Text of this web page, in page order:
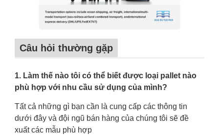
Câu hỏi thường gặp
1. Làm thế nào tôi có thể biết được loại pallet nào
phù hợp với nhu cầu sử dụng của mình?
Tất cả những gì bạn cần là cung cấp các thông tin
dưới đây và đội ngũ bán hàng của chúng tôi sẽ đề
xuất các mẫu phù hợp